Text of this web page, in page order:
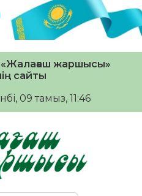
жаршысы»
сайты
09 тамыз, 11:46